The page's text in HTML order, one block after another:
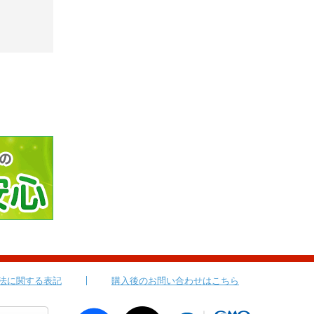
に関する表記 購入後のお問い合わせはこちら